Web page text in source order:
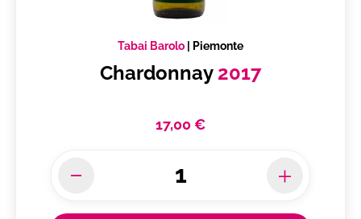
Tabai Barolo Piemonte
Chardonnay 2017
17,00 €